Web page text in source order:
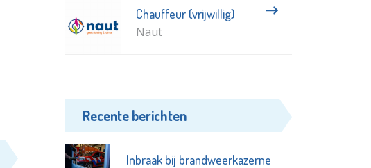
Chauffeur (vrijwillig)
Naut
Recente berichten
Inbraak bij brandweerkazerne